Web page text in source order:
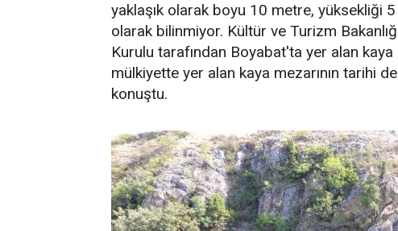
yaklaşık olarak boyu 10 metre, yüksekliği
olarak bilinmiyor. Kültür ve Turizm
Kurulu tarafından Boyabat'ta yer alan kaya
mülkiyette yer alan kaya mezarının tarihi
konuştu.